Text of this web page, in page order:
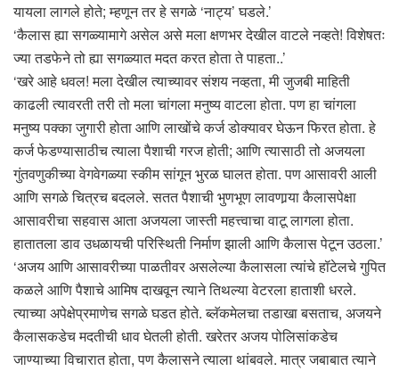
यायला लागले होते; म्हणून तर हे सगळे ‘नाट्य’ घडले.’
‘कैलास ह्या सगळ्यामागे असेल असे मला क्षणभर देखील वाटले नव्हते! विशेषतः
ज्या तडफेने तो ह्या सगळ्यात मदत करत होता ते पाहता..’
‘खरे आहे धवल! मला देखील त्याच्यावर संशय नव्हता, मी जुजबी माहिती
काढली त्यावरती तरी तो मला चांगला मनुष्य वाटला होता. पण हा चांगला
मनुष्य पक्का जुगारी होता आणि लाखोंचे कर्ज डोक्यावर घेऊन फिरत होता. हे
कर्ज फेडण्यासाठीच त्याला पैशाची गरज होती; आणि त्यासाठी तो अजयला
गुंतवणुकीच्या वेगवेगळ्या स्कीम सांगून भुरळ घालत होता. पण आसावरी आली
आणि सगळे चित्रच बदलले. सतत पैशाची भुणभूण लावणार्‍या कैलासपेक्षा
आसावरीचा सहवास आता अजयला जास्ती महत्त्वाचा वाटू लागला होता.
हातातला डाव उधळायची परिस्थिती निर्माण झाली आणि कैलास पेटून उठला.’
‘अजय आणि आसावरीच्या पाळतीवर असलेल्या कैलासला त्यांचे हॉटेलचे गुपित
कळले आणि पैशाचे आमिष दाखवून त्याने तिथल्या वेटरला हाताशी धरले.
त्याच्या अपेक्षेप्रमाणेच सगळे घडत होते. ब्लॅकमेलचा तडाखा बसताच, अजयने
कैलासकडेच मदतीची धाव घेतली होती. खरेतर अजय पोलिसांकडेच
जाण्याच्या विचारात होता, पण कैलासने त्याला थांबवले. मात्र जबाबात त्याने